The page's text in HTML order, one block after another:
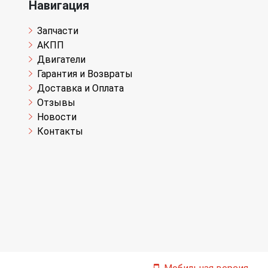
Навигация
Запчасти
АКПП
Двигатели
Гарантия и Возвраты
Доставка и Оплата
Отзывы
Новости
Контакты